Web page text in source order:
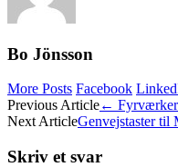
Bo Jönsson
More Posts Facebook
Post
navigation
Previous Article←
Next ArticleGenvejstaster til
Skriv et svar